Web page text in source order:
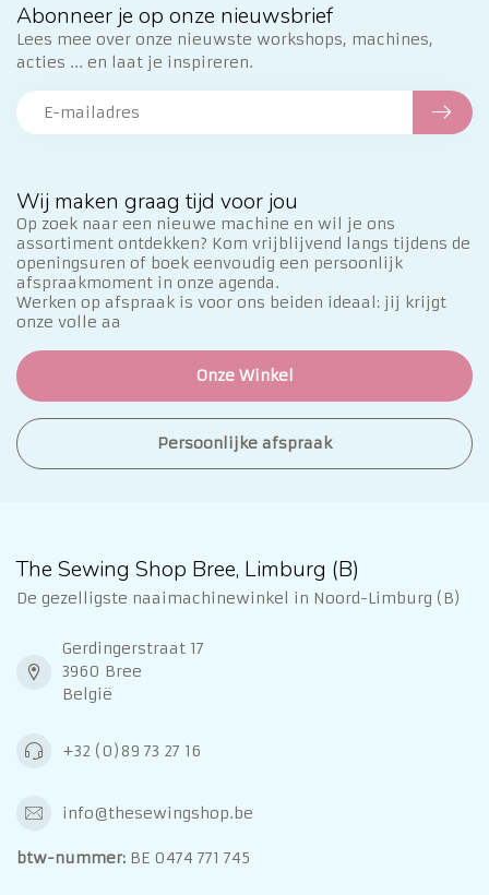
Wij maken graag tijd voor jou
Op zoek naar een nieuwe machine en wil je ons
assortiment ontdekken? Kom vrijblijvend langs tijdens de
openingsuren of boek eenvoudig een persoonlijk
afspraakmoment in onze agenda.
Werken op afspraak is voor ons beiden ideaal: jij krijgt
onze volle aa
Onze Winkel
Persoonlijke afspraak
Abonneer je op onze nieuwsbrief
Lees mee over onze nieuwste workshops, machines,
acties ... en laat je inspireren.
The Sewing Shop Bree, Limburg (B)
De gezelligste naaimachinewinkel in Noord-Limburg (B)
Gerdingerstraat 17
3960 Bree
België
+32 (0)89 73 27 16
info@thesewingshop.be
btw-nummer: BE 0474 771 745